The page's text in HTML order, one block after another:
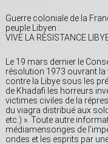
Guerre coloniale de la
peuple Libyen :
VIVE LA RESISTANCE
Le 19 mars dernier le
résolution 1973 ouvrant la
contre la Libye sous les
de Khadafi les horreurs
victimes civiles de la
du viagra distribué aux
etc.) ». Toute autre
médiamensonges de
ondes et les esprits par